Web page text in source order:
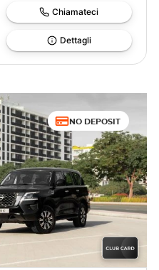
Chiamateci
Dettagli
NO DEPOSIT